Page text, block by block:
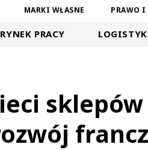
MARKI WŁASNE PRAWO
RYNEK PRACY
sklepów